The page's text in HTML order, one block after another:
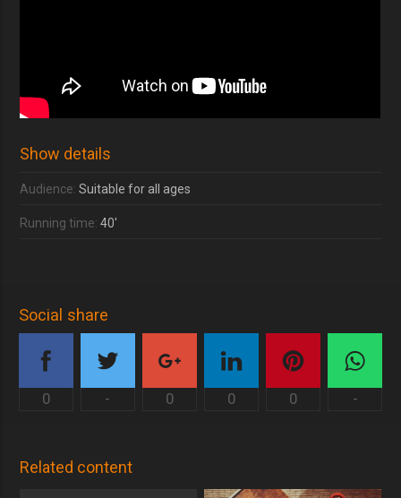
Show details
Audience:Suitable for all ages
Running time:40'
Social share
0 - 0 0 0 -
Related content